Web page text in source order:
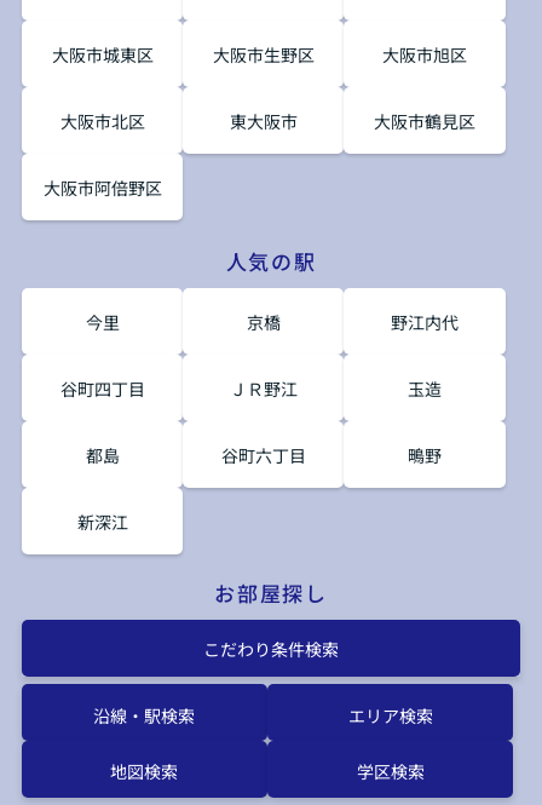
大阪市城東区 大阪市生野区 大阪市旭区
大阪市北区 東大阪市 大阪市鶴見区
大阪市阿倍野区
人気の駅
今里 京橋 野江内代
谷町四丁目 ＪＲ野江 玉造
都島 谷町六丁目 鴫野
新深江
お部屋探し
こだわり条件検索
沿線・駅検索 エリア検索
地図検索 学区検索